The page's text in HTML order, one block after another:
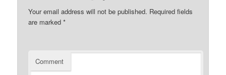
Your email address will not be published. Required fields
are marked*
Comment